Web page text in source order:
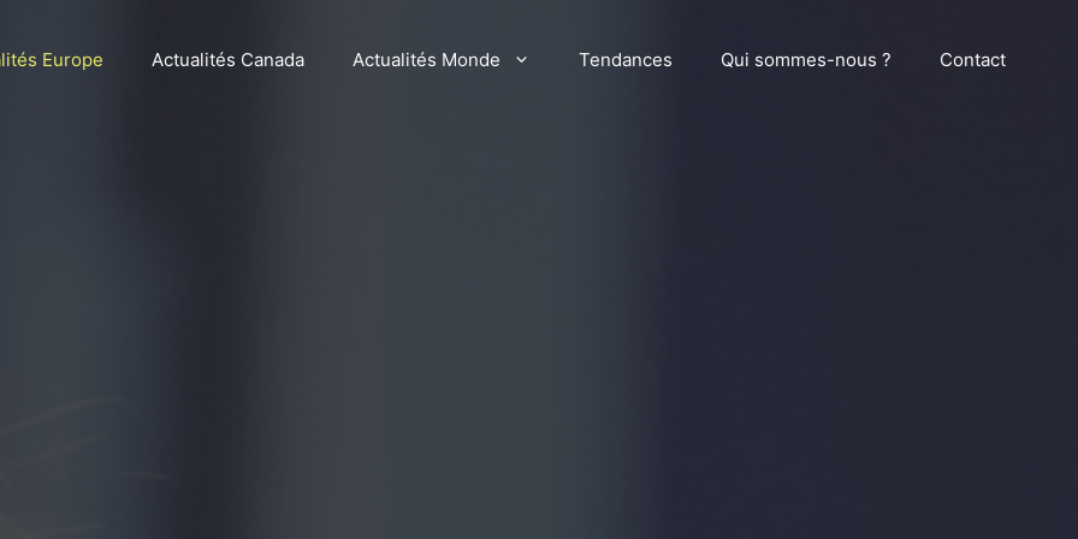
Europe Actualités Canada Actualités Monde Tendances Qui sommes-nous ? Contact